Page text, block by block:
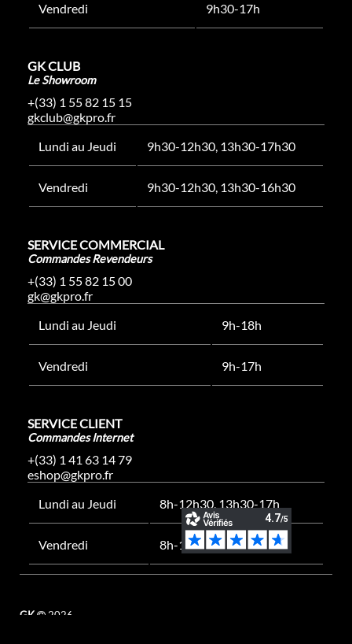
Vendredi 9h30-17h
GK CLUB
Le Showroom
+(33) 1 55 82 15 15
gkclub@gkpro.fr
Lundi au Jeudi
9h30-12h30, 13h30-17h30
Vendredi 9h30-12h30, 13h30-16h30
SERVICE COMMERCIAL
Commandes Revendeurs
+(33) 1 55 82 15 00
gk@gkpro.fr
Lundi au Jeudi
9h-18h
Vendredi 9h-17h
SERVICE CLIENT
Commandes Internet
+(33) 1 41 63 14 79
eshop@gkpro.fr
Lundi au Jeudi
8h-12h30, 13h30-17h
Vendredi 8h-12h30, 13h30-16h
GK 2026